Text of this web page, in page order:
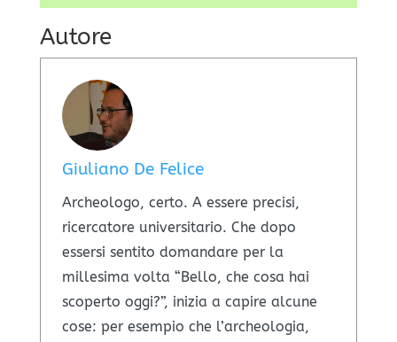
Autore
Giuliano De Felice
Archeologo, certo. A essere precisi,
ricercatore universitario. Che dopo
essersi sentito domandare per la
millesima volta “Bello, che cosa hai
scoperto oggi?”, inizia a capire alcune
cose: per esempio che l’archeologia,